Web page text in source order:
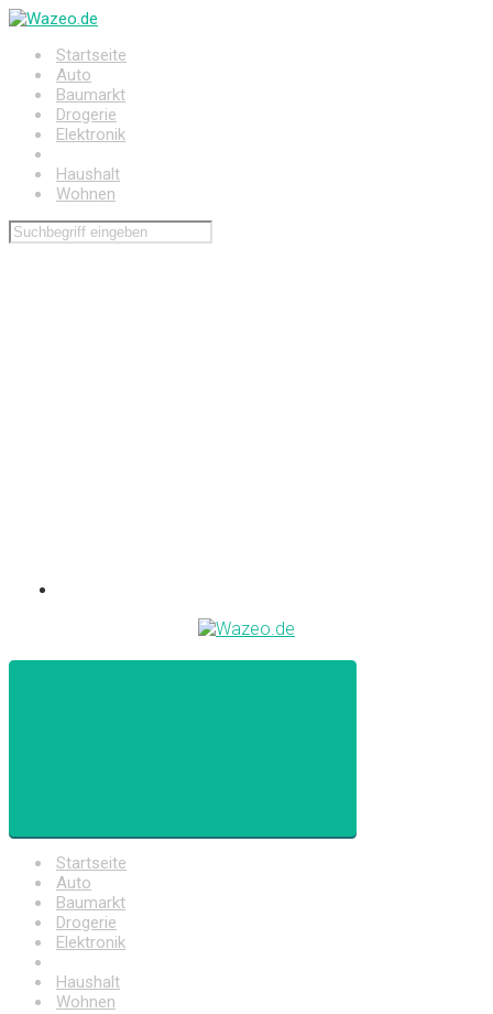
Zum
springenStartseite
Auto
Baumarkt
Drogerie
Elektronik
Haushalt
Wohnen
Startseite
Auto
Baumarkt
Drogerie
Elektronik
Haushalt
Wohnen